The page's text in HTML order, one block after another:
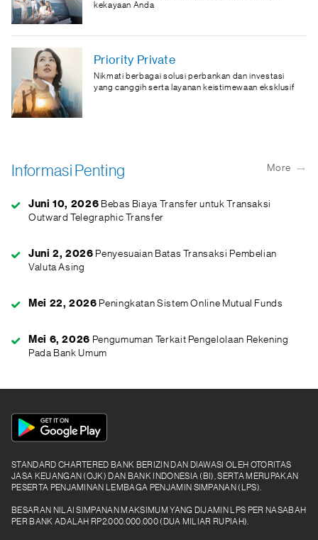
kekayaan Anda
Priority Private
Nikmati berbagai solusi perbankan dan investasi
yang canggih serta layanan keistimewaan eksklusif
Informasi Penting More
Juni 10, 2026 Bebas Biaya Transfer untuk Transaksi
Outward Telegraphic Transfer
Juni 2, 2026 Penyesuaian Batas Transaksi Pembelian
Valuta Asing
Mei 22, 2026 Peningkatan Sistem Online Mutual Funds
Mei 6, 2026 Pengumuman Terkait Pengelolaan Rekening
Pada Bank Umum
App
Icon
STANDARD CHARTERED BANK BERIZIN DAN DIAWASI OLEH OTORITAS
JASA KEUANGAN (OJK) DAN BANK INDONESIA (BI), SERTA MERUPAKAN
PESERTA PENJAMINAN LEMBAGA PENJAMIN SIMPANAN (LPS).
BESARAN NILAI SIMPANAN MAKSIMUM YANG DIJAMIN LPS PER NASABAH
PER BANK ADALAH RP2.000.000.000 (DUA MILIAR RUPIAH).